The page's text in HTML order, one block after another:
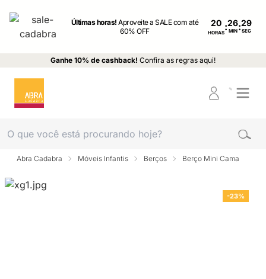
Últimas horas!Aproveite a SALE com até
60% OFF
20
HORAS: MIN : SEG
Ganhe 10% de cashback! Confira as regras aqui!
Abra Cadabra Móveis Infantis Berços Berço Mini Cama
-23%